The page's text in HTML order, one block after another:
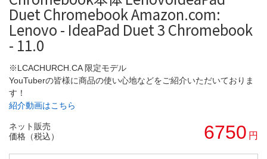
Duet Chromebook Amazon.com:
Lenovo - IdeaPad Duet 3 Chromebook
- 11.0
※LCACHURCH.CA 限定モデル
YouTuberの皆様に商品の使い心地などをご紹介いただいておりま
す！
紹介動画はこちら
ネット販売
価格（税込）
6750 円